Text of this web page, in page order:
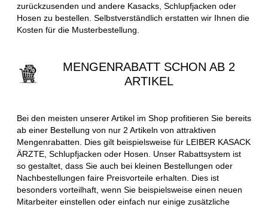
zurückzusenden und andere Kasacks, Schlupfjacken oder
Hosen zu bestellen. Selbstverständlich erstatten wir Ihnen die
Kosten für die Musterbestellung.
MENGENRABATT SCHON AB 2
ARTIKEL
Bei den meisten unserer Artikel im Shop profitieren Sie bereits
ab einer Bestellung von nur 2 Artikeln von attraktiven
Mengenrabatten. Dies gilt beispielsweise für LEIBER KASACK
ÄRZTE, Schlupfjacken oder Hosen. Unser Rabattsystem ist
so gestaltet, dass Sie auch bei kleinen Bestellungen oder
Nachbestellungen faire Preisvorteile erhalten. Dies ist
besonders vorteilhaft, wenn Sie beispielsweise einen neuen
Mitarbeiter einstellen oder einfach nur einige zusätzliche